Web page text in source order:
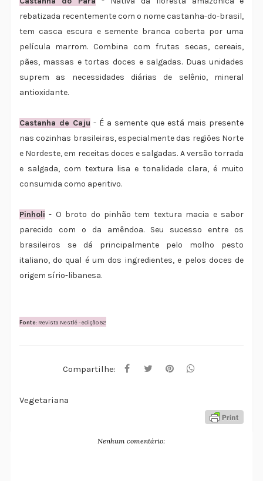
rebatizada recentemente com o nome castanha-do-brasil,
tem casca escura e semente branca coberta por uma
película marrom. Combina com frutas secas, cereais,
pães, massas e tortas doces e salgadas. Duas unidades
suprem as necessidades diárias de selênio, mineral
antioxidante.
Castanha de Caju - É a semente que está mais presente
nas cozinhas brasileiras, especialmente das regiões Norte
e Nordeste, em receitas doces e salgadas. A versão torrada
e salgada, com textura lisa e tonalidade clara, é muito
consumida como aperitivo.
Pinholi - O broto do pinhão tem textura macia e sabor
parecido com o da amêndoa. Seu sucesso entre os
brasileiros se dá principalmente pelo molho pesto
italiano, do qual é um dos ingredientes, e pelos doces de
origem sírio-libanesa.
Fonte: Revista Nestlé - edição 52
Compartilhe:
Vegetariana
Nenhum comentário: